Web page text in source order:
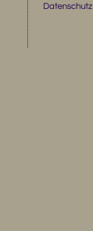
Datenschutz